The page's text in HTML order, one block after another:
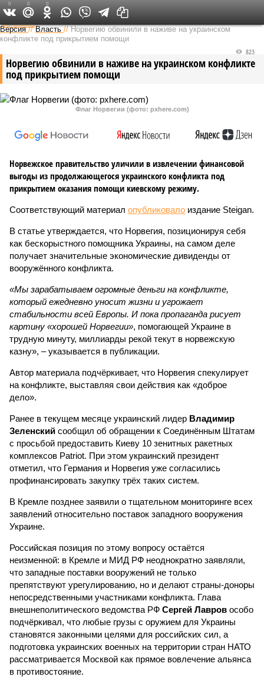
Федеральный выпуск
Версия //Власть //Норвегию обвинили в наживе на украинском
конфликте под прикрытием помощи
Норвегию обвинили в наживе на украинском конфликте
под прикрытием помощи
823
Флаг Норвегии (фото: pxhere.com)
Норвежское правительство уличили в извлечении финансовой
выгоды из продолжающегося украинского конфликта под
прикрытием оказания помощи киевскому режиму.
Соответствующий материал опубликовало издание Steigan.
В статье утверждается, что Норвегия, позиционируя себя
как бескорыстного помощника Украины, на самом деле
получает значительные экономические дивиденды от
вооружённого конфликта.
«Мы зарабатываем огромные деньги на конфликте,
который ежедневно уносит жизни и угрожает
стабильности всей Европы. И пока пропаганда рисует
картину «хорошей Норвегии», помогающей Украине в
трудную минуту, миллиарды рекой текут в норвежскую
казну», – указывается в публикации.
Автор материала подчёркивает, что Норвегия спекулирует
на конфликте, выставляя свои действия как «доброе
дело».
Ранее в текущем месяце украинский лидер Владимир
Зеленский сообщил об обращении к Соединённым Штатам
с просьбой предоставить Киеву 10 зенитных ракетных
комплексов Patriot. При этом украинский президент
отметил, что Германия и Норвегия уже согласились
профинансировать закупку трёх таких систем.
В Кремле позднее заявили о тщательном мониторинге всех
заявлений относительно поставок западного вооружения
Украине.
Российская позиция по этому вопросу остаётся
неизменной: в Кремле и МИД РФ неоднократно заявляли,
что западные поставки вооружений не только
препятствуют урегулированию, но и делают страны-доноры
непосредственными участниками конфликта. Глава
внешнеполитического ведомства РФ Сергей Лавров особо
подчёркивал, что любые грузы с оружием для Украины
становятся законными целями для российских сил, а
подготовка украинских военных на территории стран НАТО
рассматривается Москвой как прямое вовлечение альянса
в противостояние.
0 0 0